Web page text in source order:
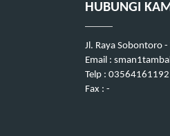
HUBUNGI
Jl. Raya Sobontoro
Email :
Telp : 03564161192
Fax : -